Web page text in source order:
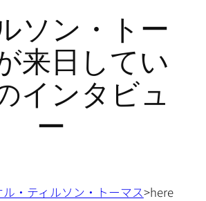
ソン・トー
来日してい
インタビュ
ー
・ティルソン・トーマス>here